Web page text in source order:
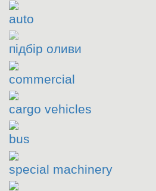
auto
підбір оливи
commercial
cargo vehicles
bus
special machinery